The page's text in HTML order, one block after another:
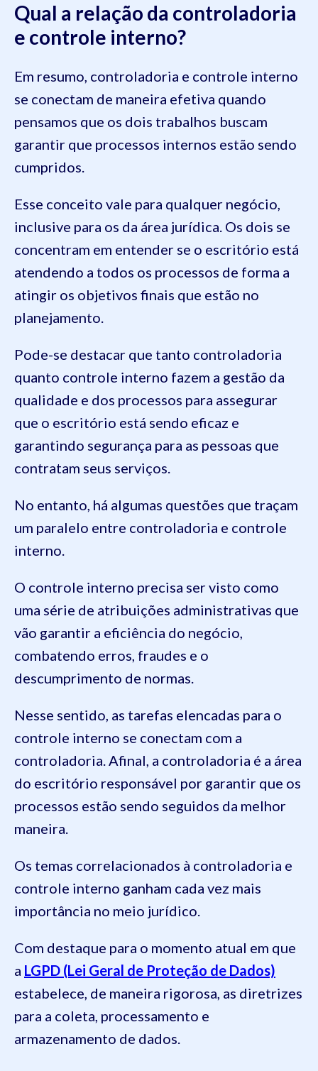
Qual a relação da controladoria
e controle interno?
Em resumo, controladoria e controle interno
se conectam de maneira efetiva quando
pensamos que os dois trabalhos buscam
garantir que processos internos estão sendo
cumpridos.
Esse conceito vale para qualquer negócio,
inclusive para os da área jurídica. Os dois se
concentram em entender se o escritório está
atendendo a todos os processos de forma a
atingir os objetivos finais que estão no
planejamento.
Pode-se destacar que tanto controladoria
quanto controle interno fazem a gestão da
qualidade e dos processos para assegurar
que o escritório está sendo eficaz e
garantindo segurança para as pessoas que
contratam seus serviços.
No entanto, há algumas questões que traçam
um paralelo entre controladoria e controle
interno.
O controle interno precisa ser visto como
uma série de atribuições administrativas que
vão garantir a eficiência do negócio,
combatendo erros, fraudes e o
descumprimento de normas.
Nesse sentido, as tarefas elencadas para o
controle interno se conectam com a
controladoria. Afinal, a controladoria é a área
do escritório responsável por garantir que os
processos estão sendo seguidos da melhor
maneira.
Os temas correlacionados à controladoria e
controle interno ganham cada vez mais
importância no meio jurídico.
Com destaque para o momento atual em que
a LGPD (Lei Geral de Proteção de Dados)
estabelece, de maneira rigorosa, as diretrizes
para a coleta, processamento e
armazenamento de dados.